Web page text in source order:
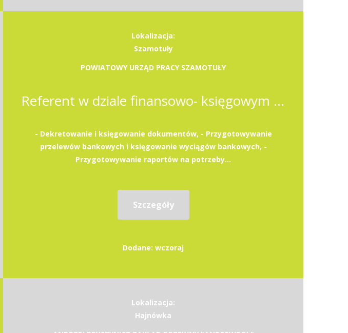
Lokalizacja:
Szamotuły
POWIATOWY URZĄD PRACY SZAMOTUŁY
Referent w dziale finansowo- księgowym (k/m)
- Dekretowanie i księgowanie dokumentów, - Przygotowywanie
przelewów bankowych i księgowanie wyciągów bankowych, -
Przygotowywanie raportów na potrzeby...
Szczegóły
Dodane: wczoraj
Lokalizacja:
Hajnówka